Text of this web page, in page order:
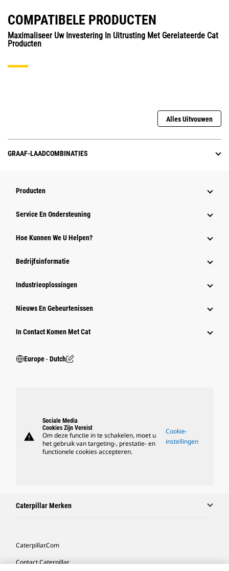
COMPATIBELE PRODUCTEN
Maximaliseer Uw Investering In Uitrusting Met Gerelateerde Cat
Producten
Alles Uitvouwen
GRAAF-LAADCOMBINATIES
Producten
Service En Ondersteuning
Hoe Kunnen We U Helpen?
Bedrijfsinformatie
Industrieoplossingen
Nieuws En Gebeurtenissen
In Contact Komen Met Cat
Europe ‧ Dutch
warning
Sociale Media
Cookies Zijn Vereist
Om deze functie in te schakelen, moet u
het gebruik van targeting-, prestatie- en
functionele cookies accepteren.
Cookie-
instellingen
Caterpillar Merken
Caterpillar.com
Contact Caterpillar